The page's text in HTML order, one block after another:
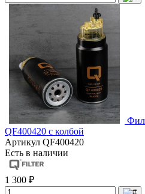
QF400420 с колбой
Артикул QF400420
Есть в наличии
1 300 ₽